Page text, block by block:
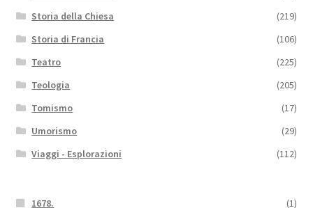
Storia della Chiesa
(219)
Storia di Francia
(106)
Teatro
(225)
Teologia
(205)
Tomismo
(17)
Umorismo
(29)
Viaggi - Esplorazioni
(112)
1678. (1)